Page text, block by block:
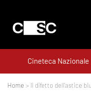
Cineteca Nazionale
Home > Il difetto dell’astice